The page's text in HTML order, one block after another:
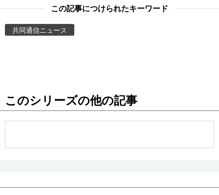
Images
People
公式SNS
この記事につけられたキーワード
共同通信ニュース
このシリーズの他の記事